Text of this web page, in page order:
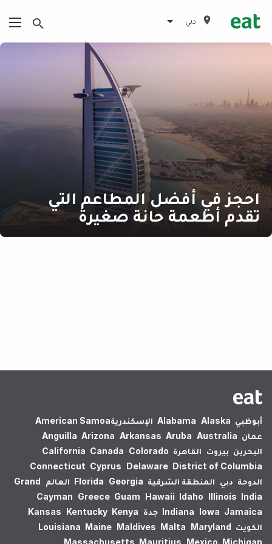
دبي
احجز في أفضل المطاعم التي
تقدم أطعمة حانة صغيرة
أبوظبي Alabama Alaska الإسكندرية‎American Samoa
عمان
Anguilla Arizona Arkansas Aruba Australia
البحرين بيروت القاهرة California Canada Colorado
Connecticut Cyprus Delaware District of Columbia
الدوحة دبي المنطقة الشرقية Florida Georgia العالم
Grand
Cayman Greece Guam Hawaii Idaho Illinois India
Indiana Iowa Jamaica جدة Kansas Kentucky Kenya
الكويت
Louisiana Maine Maldives Malta Maryland